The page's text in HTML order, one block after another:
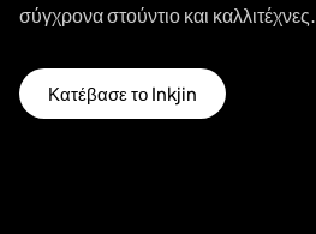
σύγχρονα στούντιο και καλλιτέχνες.
Κατέβασε το Inkjin